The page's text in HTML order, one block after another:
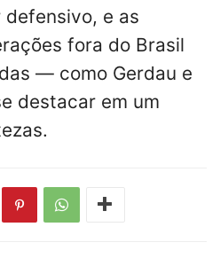
e as
fora do Brasil
— como Gerdau e
destacar em um